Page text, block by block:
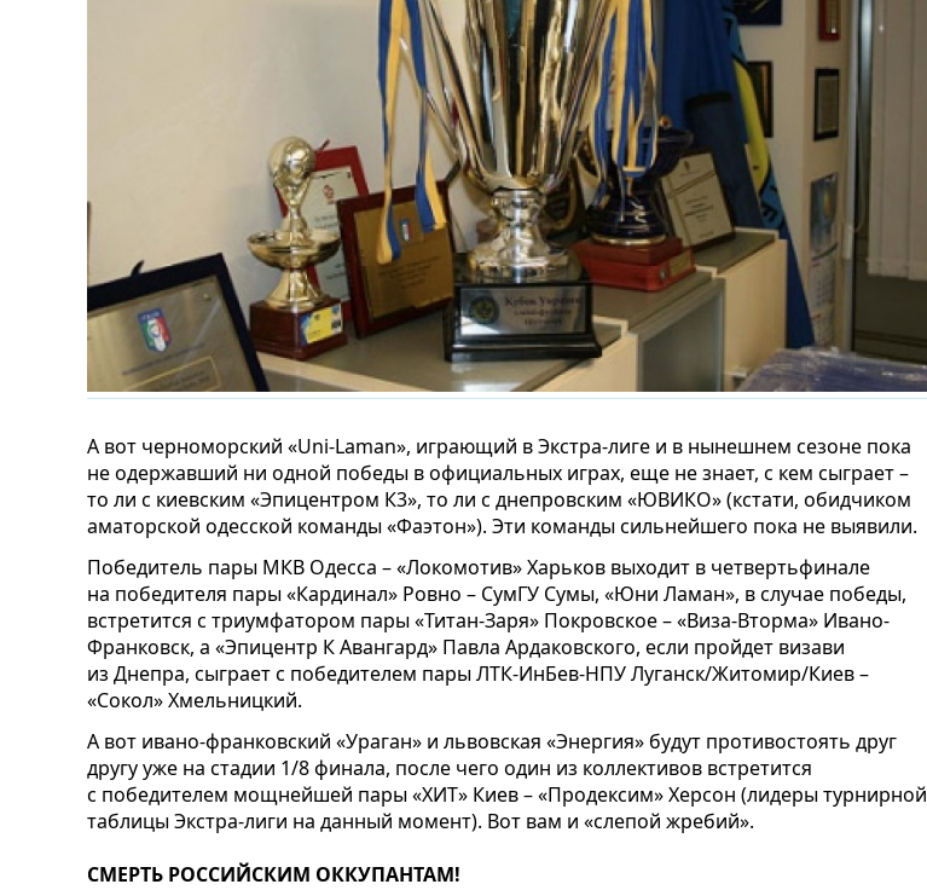
А вот черноморский «Uni-Laman», играющий в Экстра-лиге и в нынешнем сезоне пока
не одержавший ни одной победы в официальных играх, еще не знает, с кем сыграет –
то ли с киевским «Эпицентром К3», то ли с днепровским «ЮВИКО» (кстати, обидчиком
аматорской одесской команды «Фаэтон»). Эти команды сильнейшего пока не выявили.
Победитель пары МКВ Одесса – «Локомотив» Харьков выходит в четвертьфинале
на победителя пары «Кардинал» Ровно – СумГУ Сумы, «Юни Ламан», в случае победы,
встретится с триумфатором пары «Титан-Заря» Покровское – «Виза-Вторма» Ивано-
Франковск, а «Эпицентр К Авангард» Павла Ардаковского, если пройдет визави
из Днепра, сыграет с победителем пары ЛТК-ИнБев-НПУ Луганск/Житомир/Киев –
«Сокол» Хмельницкий.
А вот ивано-франковский «Ураган» и львовская «Энергия» будут противостоять друг
другу уже на стадии 1/8 финала, после чего один из коллективов встретится
с победителем мощнейшей пары «ХИТ» Киев – «Продексим» Херсон (лидеры турнирной
таблицы Экстра-лиги на данный момент). Вот вам и «слепой жребий».
СМЕРТЬ РОССИЙСКИМ ОККУПАНТАМ!